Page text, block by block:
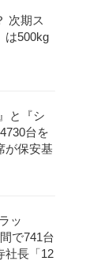
次期ス
は500kg
と『シ
台を
が保安基
ッ
で741台
長「12